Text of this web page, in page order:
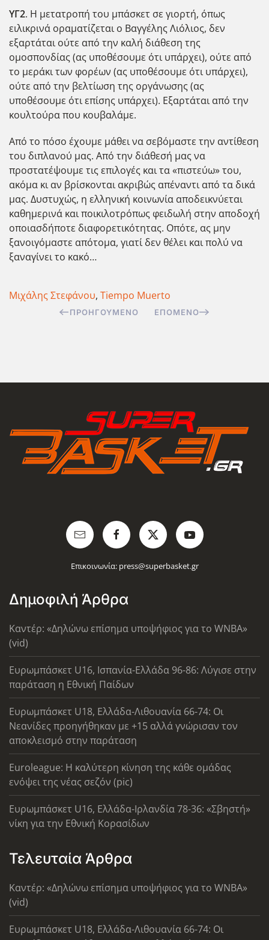
ΥΓ2. Η μετατροπή του μπάσκετ σε γιορτή, όπως
ειλικρινά οραματίζεται ο Βαγγέλης Λιόλιος, δεν
εξαρτάται ούτε από την καλή διάθεση της
ομοσπονδίας (ας υποθέσουμε ότι υπάρχει), ούτε από
το μεράκι των φορέων (ας υποθέσουμε ότι υπάρχει),
ούτε από την βελτίωση της οργάνωσης (ας
υποθέσουμε ότι επίσης υπάρχει). Εξαρτάται από την
κουλτούρα που κουβαλάμε.
Από το πόσο έχουμε μάθει να σεβόμαστε την αντίθεση
του διπλανού μας. Από την διάθεσή μας να
προστατέψουμε τις επιλογές και τα «πιστεύω» του,
ακόμα κι αν βρίσκονται ακριβώς απέναντι από τα δικά
μας. Δυστυχώς, η ελληνική κοινωνία αποδεικνύεται
καθημερινά και ποικιλοτρόπως φειδωλή στην αποδοχή
οποιασδήποτε διαφορετικότητας. Οπότε, ας μην
ξανοιγόμαστε απότομα, γιατί δεν θέλει και πολύ να
ξαναγίνει το κακό…
Μιχάλης Στεφάνου, Tiempo Muerto
ΠΡΟΗΓΟΎΜΕΝΟ ΕΠΌΜΕΝΟ
Επικοινωνία: press@superbasket.gr
Δημοφιλή Άρθρα
Καντέρ: «Δηλώνω επίσημα υποψήφιος για το WNBA»
(vid)
Ευρωμπάσκετ U16, Ισπανία-Ελλάδα 96-86: Λύγισε στην
παράταση η Εθνική Παίδων
Ευρωμπάσκετ U18, Ελλάδα-Λιθουανία 66-74: Οι
Νεανίδες προηγήθηκαν με +15 αλλά γνώρισαν τον
αποκλεισμό στην παράταση
Euroleague: Η καλύτερη κίνηση της κάθε ομάδας
ενόψει της νέας σεζόν (pic)
Ευρωμπάσκετ U16, Ελλάδα-Ιρλανδία 78-36: «Σβηστή»
νίκη για την Εθνική Κορασίδων
Τελευταία Άρθρα
Καντέρ: «Δηλώνω επίσημα υποψήφιος για το WNBA»
(vid)
Ευρωμπάσκετ U18, Ελλάδα-Λιθουανία 66-74: Οι